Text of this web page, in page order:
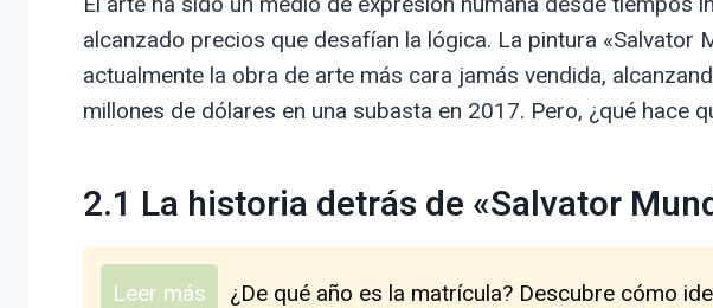
alcanzado precios que desafían la lógica. La pintura «Salvator
actualmente la obra de arte más cara jamás vendida,
millones de dólares en una subasta en 2017. Pero, ¿qué hace
2.1 La historia detrás de «Salvator
Leer más ¿De qué año es la matrícula? Descubre cómo